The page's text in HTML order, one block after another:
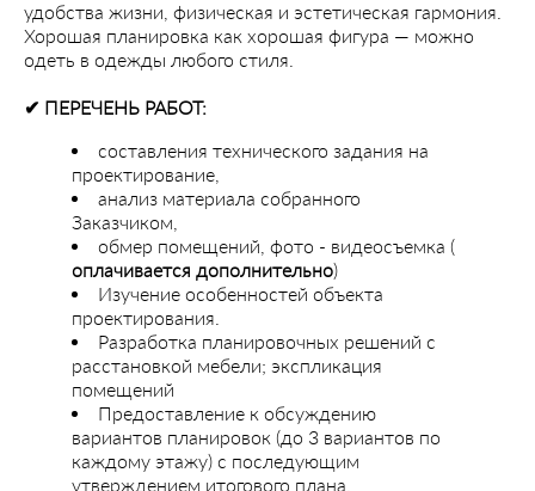
удобства жизни, физическая и эстетическая гармония.
Хорошая планировка как хорошая фигура — можно
одеть в одежды любого стиля.
✔︎ ПЕРЕЧЕНЬ РАБОТ:
составления технического задания на
проектирование,
анализ материала собранного
Заказчиком,
обмер помещений, фото - видеосъемка (
оплачивается дополнительно)
Изучение особенностей объекта
проектирования.
Разработка планировочных решений с
расстановкой мебели; экспликация
помещений
Предоставление к обсуждению
вариантов планировок (до 3 вариантов по
каждому этажу) с последующим
утверждением итогового плана.